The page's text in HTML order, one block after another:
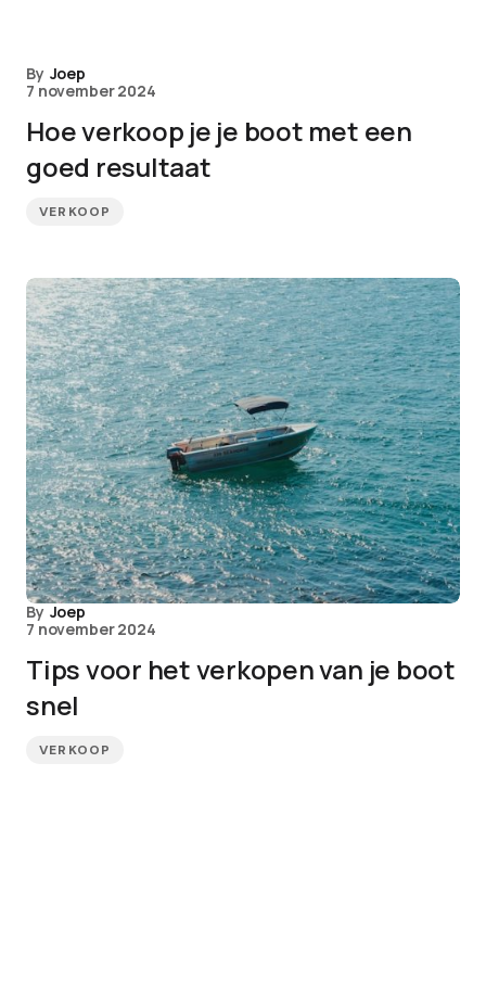
By Joep
7 november 2024
Hoe verkoop je je boot met een
goed resultaat
VERKOOP
By Joep
7 november 2024
Tips voor het verkopen van je boot
snel
VERKOOP